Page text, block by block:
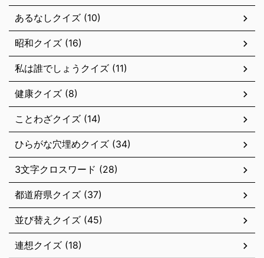
あるなしクイズ (10)
昭和クイズ (16)
私は誰でしょうクイズ (11)
健康クイズ (8)
ことわざクイズ (14)
ひらがな穴埋めクイズ (34)
3文字クロスワード (28)
都道府県クイズ (37)
並び替えクイズ (45)
連想クイズ (18)